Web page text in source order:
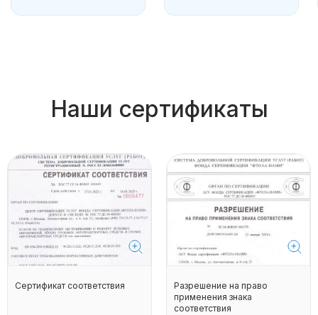
Наши сертификаты
Сертификат соответствия
Разрешение на право
применения знака
соответствия